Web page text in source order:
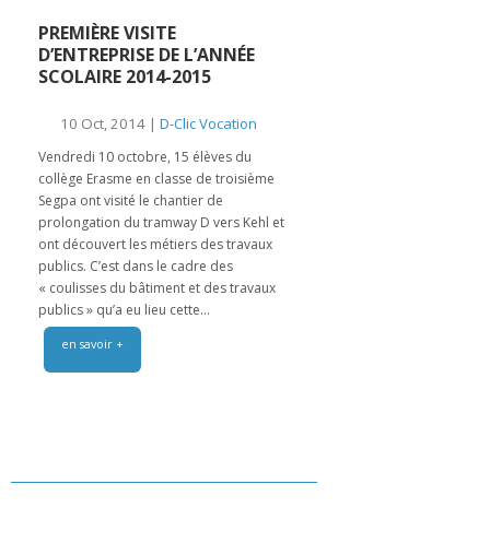
PREMIÈRE VISITE
D’ENTREPRISE DE L’ANNÉE
SCOLAIRE 2014-2015
10 Oct, 2014 | D-Clic Vocation
Vendredi 10 octobre, 15 élèves du
collège Erasme en classe de troisième
Segpa ont visité le chantier de
prolongation du tramway D vers Kehl et
ont découvert les métiers des travaux
publics. C’est dans le cadre des
« coulisses du bâtiment et des travaux
publics » qu’a eu lieu cette...
en savoir +